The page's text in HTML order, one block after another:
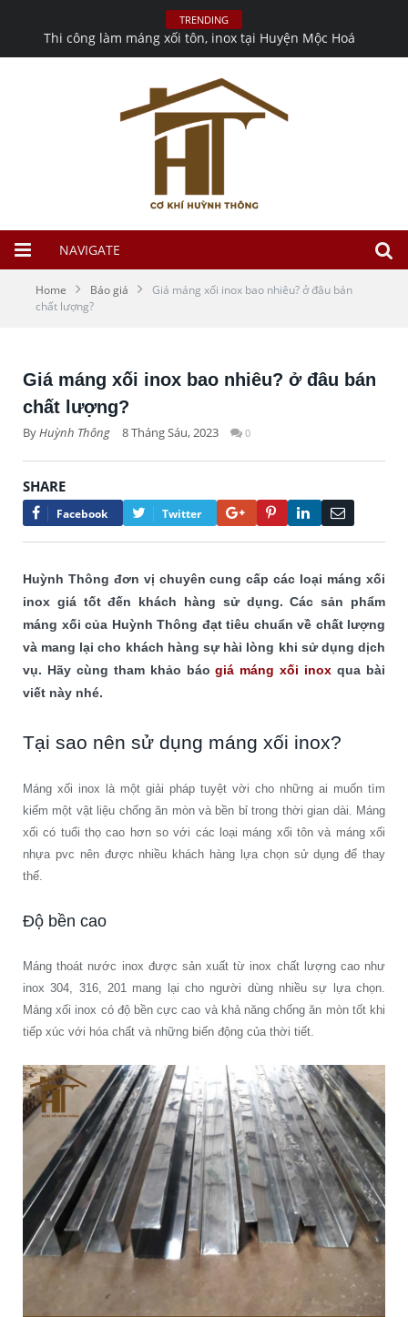
TRENDING
Thi công làm máng xối tôn, inox tại Huyện Mộc Hoá
NAVIGATE
Home Báo giá
Giá máng xối inox bao nhiêu? ở đâu bán
chất lượng?
Giá máng xối inox bao nhiêu? ở đâu bán
chất lượng?
ByHuỳnh Thông 8 Tháng Sáu, 2023 0
SHARE
Facebook Twitter Google+PinterestLinkedIn
Huỳnh Thông đơn vị chuyên cung cấp các loại máng xối
inox giá tốt đến khách hàng sử dụng. Các sản phẩm
máng xối của Huỳnh Thông đạt tiêu chuẩn về chất lượng
và mang lại cho khách hàng sự hài lòng khi sử dụng dịch
vụ. Hãy cùng tham khảo báogiá máng xối inox qua bài
viết này nhé.
Tại sao nên sử dụng máng xối inox?
Máng xối inox là một giải pháp tuyệt vời cho những ai muốn tìm
kiếm một vật liệu chống ăn mòn và bền bỉ trong thời gian dài. Máng
xối có tuổi thọ cao hơn so với các loại máng xối tôn và máng xối
nhựa pvc nên được nhiều khách hàng lựa chọn sử dụng để thay
thế.
Độ bền cao
Máng thoát nước inox được sản xuất từ inox chất lượng cao như
inox 304, 316, 201 mang lại cho người dùng nhiều sự lựa chọn.
Máng xối inox có độ bền cực cao và khả năng chống ăn mòn tốt khi
tiếp xúc với hóa chất và những biến động của thời tiết.